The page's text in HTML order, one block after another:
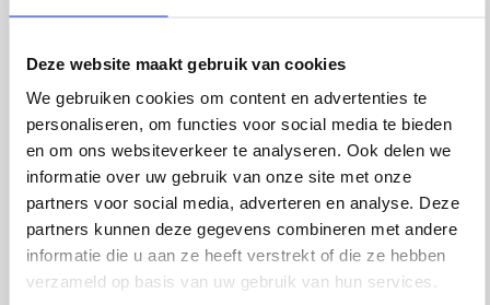
Deze website maakt gebruik van cookies
We gebruiken cookies om content en advertenties te
personaliseren, om functies voor social media te bieden
en om ons websiteverkeer te analyseren. Ook delen we
informatie over uw gebruik van onze site met onze
partners voor social media, adverteren en analyse. Deze
partners kunnen deze gegevens combineren met andere
informatie die u aan ze heeft verstrekt of die ze hebben
verzameld op basis van uw gebruik van hun services.
Retulp Travel Cup Basic
De Travel Cup Basic is een ideale koffiebeker voor
onderweg. De koffiebekers lijken op de normale
Travel Cup, maar hebben een ander deksel. Een
goedkoper alternatief maar van goede kwaliteit.Let
op: het deksel is niet lekdicht door de drinkopening
in het deksel.
Veel mensen zijn dagelijks onderweg met de auto of
de trein en genieten onderweg van een kopje koffie